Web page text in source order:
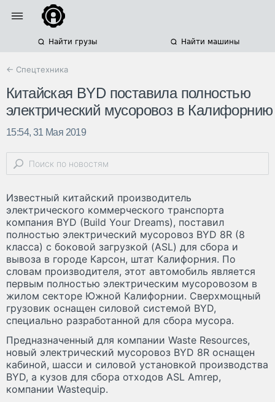
Найти грузы Найти машины
← Спецтехника
Китайская BYD поставила полностью
электрический мусоровоз в Калифорнию
15:54, 31 Мая 2019
Известный китайский производитель
электрического коммерческого транспорта
компания BYD (Build Your Dreams), поставил
полностью электрический мусоровоз BYD 8R (8
класса) с боковой загрузкой (ASL) для сбора и
вывоза в городе Карсон, штат Калифорния. По
словам производителя, этот автомобиль является
первым полностью электрическим мусоровозом в
жилом секторе Южной Калифорнии. Сверхмощный
грузовик оснащен силовой системой BYD,
специально разработанной для сбора мусора.
Предназначенный для компании Waste Resources,
новый электрический мусоровоз BYD 8R оснащен
кабиной, шасси и силовой установкой производства
BYD, а кузов для сбора отходов ASL Amrep,
компании Wastequip.